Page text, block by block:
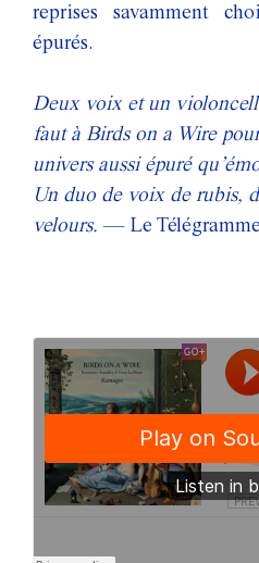
reprises savamment
épurés.
Deux voix et un
faut à Birds on a Wire
univers aussi épuré
Un duo de voix de rubis,
velours. — Le Télégramme